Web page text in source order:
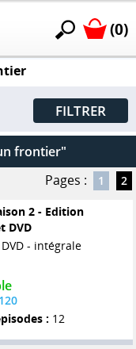
(0)
FILTRER
frontier"
Pages :
1 2
2 - Edition
DVD
- intégrale
: 12